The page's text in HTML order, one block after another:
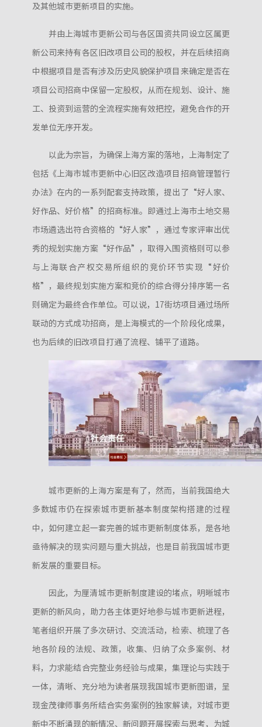
及其他城市更新项目的实施。
并由上海城市更新公司与各区国资共同设立区属更
新公司来持有各区旧改项目公司的股权，并在后续招商
中根据项目是否有涉及历史风貌保护项目来确定是否在
项目公司招商中保留一定股权，从而在规划、设计、施
工、投资到运营的全流程实施有效把控，避免合作的开
发单位无序开发。
以此为宗旨，为确保上海方案的落地，上海制定了
包括《上海市城市更新中心旧区改造项目招商管理暂行
办法》在内的一系列配套支持政策，提出了“好人家、
好作品、好价格”的招商标准。即通过上海市土地交易
市场遴选出符合资格的“好人家”，通过专家评审出优
秀的规划实施方案“好作品”，取得入围资格则可以参
与上海联合产权交易所组织的竞价环节实现“好价
格”，最终规划实施方案和竞价的综合得分排序第一名
则确定为最终合作单位。可以说，17街坊项目通过场所
联动的方式成功招商，是上海模式的一个阶段化成果，
也为后续的旧改项目打通了流程、铺平了道路。
城市更新的上海方案是有了，然而，当前我国绝大
多数城市仍在探索城市更新基本制度架构搭建的过程
中，如何建立起一套完善的城市更新制度体系，是各地
亟待解决的现实问题与重大挑战，也是目前我国城市更
新发展的重要目标。
因此，为厘清城市更新制度建设的堵点，明晰城市
更新的新风向，助力各主体更好地参与城市更新进程，
笔者组织开展了多次研讨、交流活动，检索、梳理了各
地各阶段的法规、政策，收集、归纳了众多案例、材
料，力求能结合完整业务经验与成果，集理论与实践于
一体，清晰、充分地为读者展现我国城市更新图谱，呈
现金茂律师事务所结合实务案例的独家解读，对城市更
新中不断涌现的新情况、新问题开展探索与思考，为城